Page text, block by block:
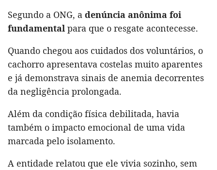
Segundo a ONG, a denúncia anônima foi
fundamental para que o resgate acontecesse.
Quando chegou aos cuidados dos voluntários, o
cachorro apresentava costelas muito aparentes
e já demonstrava sinais de anemia decorrentes
da negligência prolongada.
Além da condição física debilitada, havia
também o impacto emocional de uma vida
marcada pelo isolamento.
A entidade relatou que ele vivia sozinho, sem